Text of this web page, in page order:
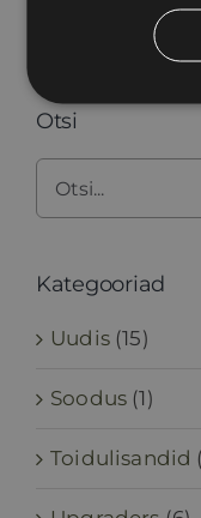
Otsi
Kategooriad
Uudis (15)
Soodus (1)
Toidulisandid